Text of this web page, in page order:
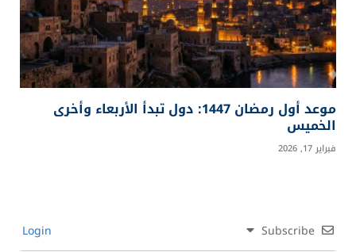
موعد أول رمضان 1447: دول تبدأ الأربعاء وأخرى
الخميس
فبراير 17, 2026
Subscribe